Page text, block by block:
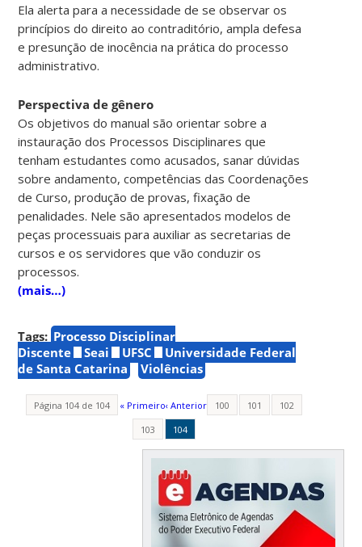
Ela alerta para a necessidade de se observar os
princípios do direito ao contraditório, ampla defesa
e presunção de inocência na prática do processo
administrativo.
Perspectiva de gênero
Os objetivos do manual são orientar sobre a
instauração dos Processos Disciplinares que
tenham estudantes como acusados, sanar dúvidas
sobre andamento, competências das Coordenações
de Curso, produção de provas, fixação de
penalidades. Nele são apresentados modelos de
peças processuais para auxiliar as secretarias de
cursos e os servidores que vão conduzir os
processos.
(mais…)
Tags: Processo Disciplinar
Discente
Seai UFSC
Universidade Federal
de Santa Catarina
Violências
Página 104 de 104 « Primeiro‹ Anterior 100 101
102
103
104